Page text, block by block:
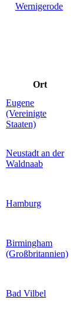
Wernigerode
Ort
Eugene
(Vereinigte
Staaten)
Neustadt an der
Waldnaab
Hamburg
Birmingham
(Großbritannien)
Bad Vilbel